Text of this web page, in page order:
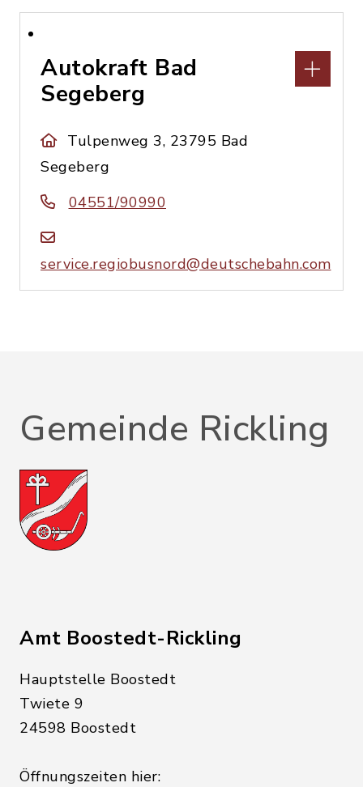
Autokraft Bad
Segeberg
Tulpenweg 3, 23795 Bad
Segeberg
04551/90990
service.regiobusnord@deutschebahn.com
Gemeinde Rickling
Amt Boostedt-Rickling
Hauptstelle Boostedt
Twiete 9
24598 Boostedt
Öffnungszeiten hier: